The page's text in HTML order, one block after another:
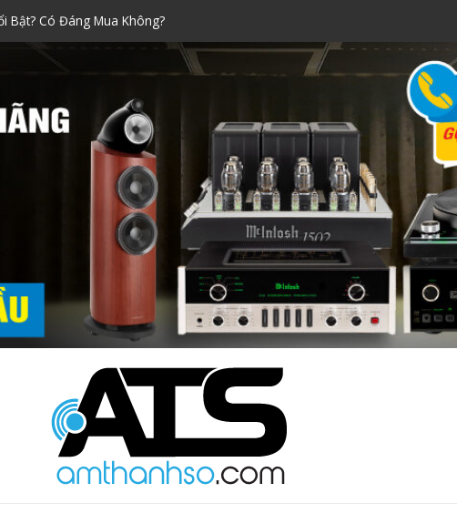
Được Ưa Chuộng Nhất!
mua nhất dịp Tết
Kinh Nghiệm Chọn
Bật? Có Đáng Mua Không?